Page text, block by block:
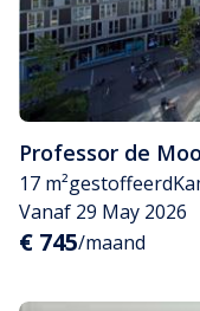
Professor de
17 m²gestoffeerd
Vanaf 29 May 2026
€ 745/maand